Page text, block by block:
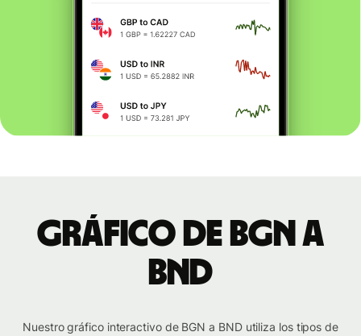
Gráfico de BGN a
BND
Nuestro gráfico interactivo de BGN a BND utiliza los tipos de